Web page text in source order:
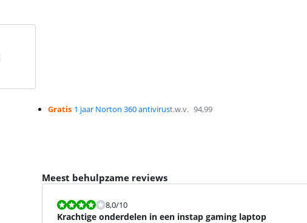
Gratis 1 jaar Norton 360 antivirust.w.v. 94,99
Meest behulpzame reviews
Beoordeling is 8,0 van de 10.
8,0/10
Krachtige onderdelen in een instap gaming laptop